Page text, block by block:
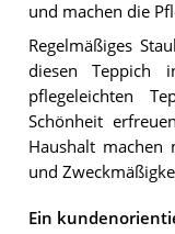
und machen die
Regelmäßiges
diesen Teppich
pflegeleichten
Schönheit
Haushalt
und
Ein